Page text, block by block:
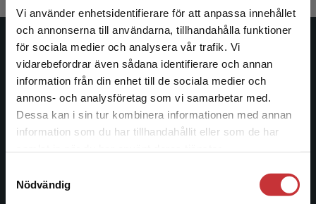
Vi använder enhetsidentifierare för att anpassa innehållet
och annonserna till användarna, tillhandahålla funktioner
för sociala medier och analysera vår trafik. Vi
vidarebefordrar även sådana identifierare och annan
information från din enhet till de sociala medier och
annons- och analysföretag som vi samarbetar med.
Dessa kan i sin tur kombinera informationen med annan
information som du har tillhandahållit eller som de har
Nödvändig
Begränsad fraktregion
Det verkar som att du besöker
studentlitteratur.se via en enhet utanför Sverige.
Vi erbjuder inte leveranser utanför Sverige. För
att kunna slutföra ett köp måste
Studentlitteratur
Studentlitteratur grundades 1963 och är idag Sveriges
ledande utbildningsförlag. Med läromedel, kurslitteratur,
facklitteratur, utbildningar och digitala
informationstjänster i utbudet, finns Studentlitteratur med
längs hela kunskapsresan.
Kontakta oss